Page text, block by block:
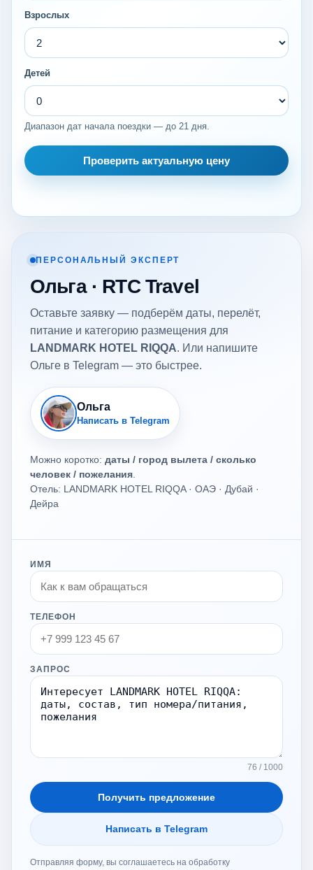
Взрослых
Детей
Диапазон дат начала поездки — до 21 дня.
Проверить актуальную цену
ПЕРСОНАЛЬНЫЙ ЭКСПЕРТ
Ольга · RTC Travel
Оставьте заявку — подберём даты, перелёт,
питание и категорию размещения для
LANDMARK HOTEL RIQQA. Или напишите
Ольге в Telegram — это быстрее.
Ольга
Написать в Telegram
Можно коротко: даты / город вылета / сколько
человек / пожелания
Отель: LANDMARK HOTEL RIQQA · ОАЭ · Дубай ·
Дейра
ИМЯ
ТЕЛЕФОН
ЗАПРОС
76 / 1000
Получить предложение
Написать в Telegram
Отправляя форму, вы соглашаетесь на обработку